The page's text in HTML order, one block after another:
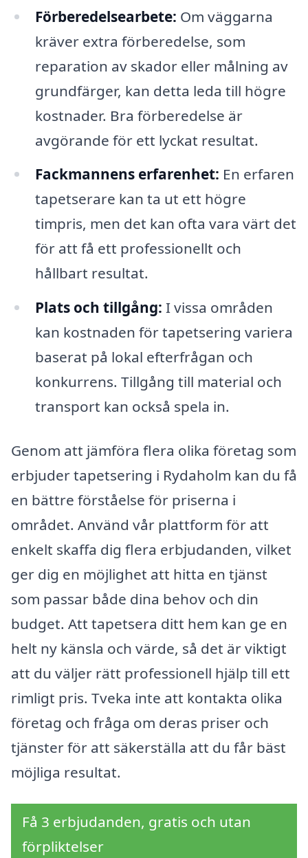
Förberedelsearbete: Om väggarna
kräver extra förberedelse, som
reparation av skador eller målning av
grundfärger, kan detta leda till högre
kostnader. Bra förberedelse är
avgörande för ett lyckat resultat.
Fackmannens erfarenhet: En erfaren
tapetserare kan ta ut ett högre
timpris, men det kan ofta vara värt det
för att få ett professionellt och
hållbart resultat.
Plats och tillgång: I vissa områden
kan kostnaden för tapetsering variera
baserat på lokal efterfrågan och
konkurrens. Tillgång till material och
transport kan också spela in.
Genom att jämföra flera olika företag som
erbjuder tapetsering i Rydaholm kan du få
en bättre förståelse för priserna i
området. Använd vår plattform för att
enkelt skaffa dig flera erbjudanden, vilket
ger dig en möjlighet att hitta en tjänst
som passar både dina behov och din
budget. Att tapetsera ditt hem kan ge en
helt ny känsla och värde, så det är viktigt
att du väljer rätt professionell hjälp till ett
rimligt pris. Tveka inte att kontakta olika
företag och fråga om deras priser och
tjänster för att säkerställa att du får bäst
möjliga resultat.
Få 3 erbjudanden, gratis och utan
förpliktelser